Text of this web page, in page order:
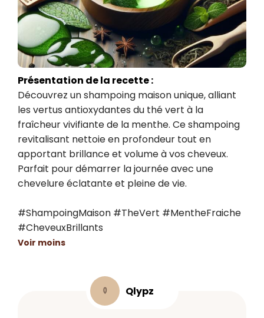
Présentation de la recette :
Découvrez un shampoing maison unique, alliant
les vertus antioxydantes du thé vert à la
fraîcheur vivifiante de la menthe. Ce shampoing
revitalisant nettoie en profondeur tout en
apportant brillance et volume à vos cheveux.
Parfait pour démarrer la journée avec une
chevelure éclatante et pleine de vie.
#ShampoingMaison #TheVert #MentheFraiche
#CheveuxBrillants
Voir moins
Q Qlypz